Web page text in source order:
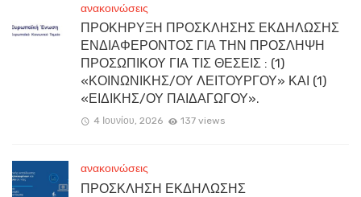
ανακοινώσεις
ΠΡΟΚΗΡΥΞΗ ΠΡΟΣΚΛΗΣΗΣ ΕΚΔΗΛΩΣΗΣ
ΕΝΔΙΑΦΕΡΟΝΤΟΣ ΓΙΑ ΤΗΝ ΠΡΟΣΛΗΨΗ
ΠΡΟΣΩΠΙΚΟΥ ΓΙΑ ΤΙΣ ΘΕΣΕΙΣ : (1)
«ΚΟΙΝΩΝΙΚΗΣ/ΟΥ ΛΕΙΤΟΥΡΓΟΥ» ΚΑΙ (1)
«ΕΙΔΙΚΗΣ/ΟΥ ΠΑΙΔΑΓΩΓΟΥ».
4 Ιουνίου, 2026 137 views
ανακοινώσεις
ΠΡΟΣΚΛΗΣΗ ΕΚΔΗΛΩΣΗΣ